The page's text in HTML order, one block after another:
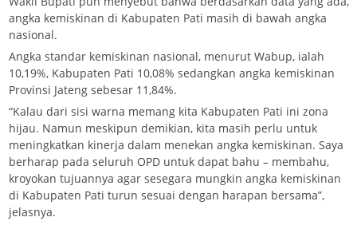
angka kemiskinan di Kabupaten Pati masih di bawah angka
nasional.
Angka standar kemiskinan nasional, menurut Wabup, ialah
10,19%, Kabupaten Pati 10,08% sedangkan angka kemiskinan
Provinsi Jateng sebesar 11,84%.
“Kalau dari sisi warna memang kita Kabupaten Pati ini zona
hijau. Namun meskipun demikian, kita masih perlu untuk
meningkatkan kinerja dalam menekan angka kemiskinan. Saya
berharap pada seluruh OPD untuk dapat bahu – membahu,
kroyokan tujuannya agar sesegara mungkin angka kemiskinan
di Kabupaten Pati turun sesuai dengan harapan bersama”,
jelasnya.